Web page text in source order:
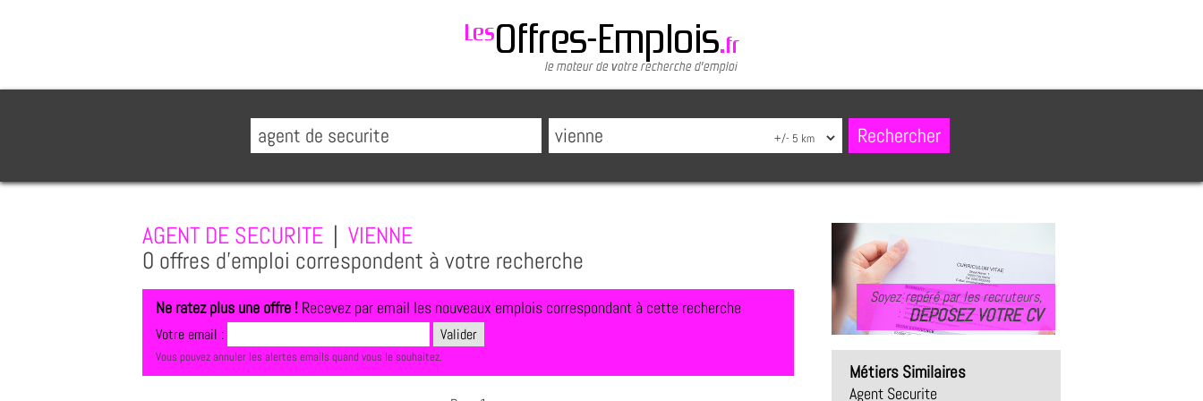
AGENT DE SECURITE
VIENNE
0 offres d'emploi correspondent à votre recherche
Ne ratez plus une offre ! Recevez par email les nouveaux emplois correspondant à cette recherche
Votre email :
Vous pouvez annuler les alertes emails quand vous le souhaitez.
Soyez repéré par les recruteurs,
DEPOSEZ VOTRE CV
Métiers Similaires
Agent Securite